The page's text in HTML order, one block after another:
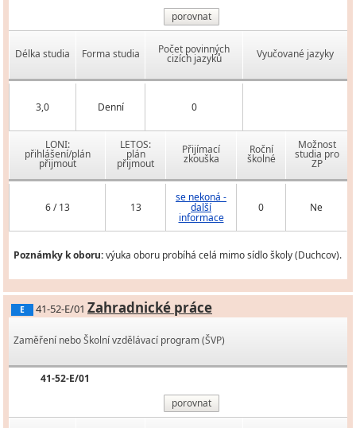
porovnat
Délka studia Forma studia Počet povinných
cizích jazyků Vyučované jazyky
3,0 Denní 0
LONI:
přihlášení/plán
přijmout
LETOS:
plán
přijmout
Přijímací
zkouška
Roční
školné
Možnost
studia pro
ZP
6 / 13 13
se nekoná -
další
informace
0 Ne
Poznámky k oboru:výuka oboru probíhá celá mimo sídlo školy (Duchcov).
E 41-52-E/01 Zahradnické práce
Zaměření nebo Školní vzdělávací program (ŠVP)
41-52-E/01
porovnat